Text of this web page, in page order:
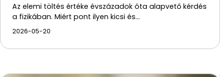
Az elemi töltés értéke évszázadok óta alapvető kérdés
a fizikában. Miért pont ilyen kicsi és…
2026-05-20